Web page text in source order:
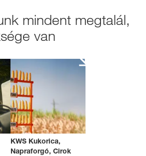
mindent megtalál,
van
KWS Kukorica,
Napraforgó, Cirok